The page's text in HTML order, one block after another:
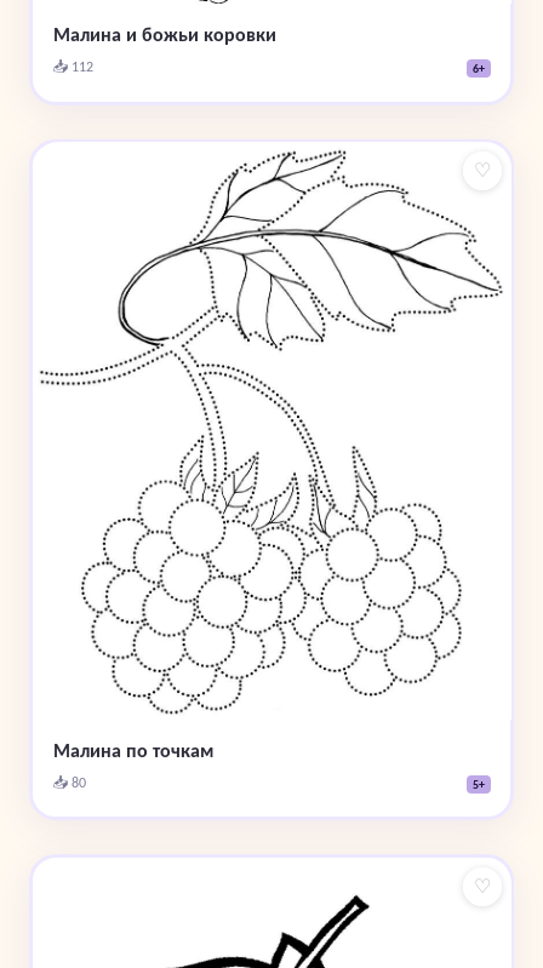
Малина и божьи коровки
📥 112 6+
♡
Малина по точкам
📥 80 5+
♡